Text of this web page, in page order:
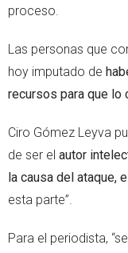
proceso.
Las personas que
hoy imputado de
recursos para que lo
Ciro Gómez Leyva
de ser el autor
la causa del ataque,
esta parte”.
Para el periodista,